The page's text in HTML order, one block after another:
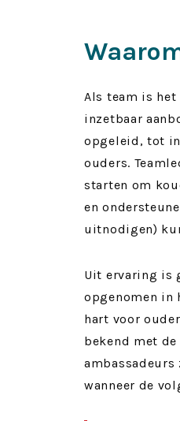
Als team is
inzetbaar
opgeleid, tot in
ouders.
starten om
en
uitnodigen)
Uit ervaring is
opgenomen in
hart voor
bekend met de
ambassadeurs
wanneer de